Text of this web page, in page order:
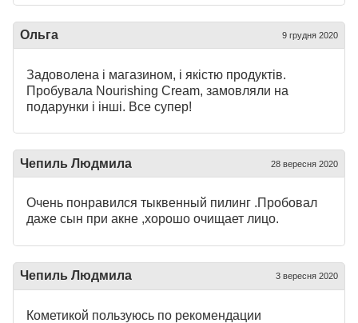
Ольга 9 грудня 2020
Задоволена і магазином, і якістю продуктів.
Пробувала Nourishing Cream, замовляли на
подарунки і інші. Все супер!
Чепиль Людмила 28 вересня 2020
Очень понравился тыквенный пилинг .Пробовал
даже сын при акне ,хорошо очищает лицо.
Чепиль Людмила 3 вересня 2020
Кометикой пользуюсь по рекомендации